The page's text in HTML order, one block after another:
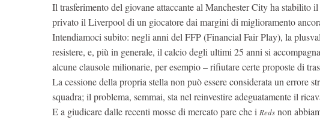
Il trasferimento del giovane attaccante al Manchester City ha stabilito
privato il Liverpool di un giocatore dai margini di miglioramento
Intendiamoci subito: negli anni del FFP (Financial Fair Play), la
resistere, e, più in generale, il calcio degli ultimi 25 anni si
alcune clausole milionarie, per esempio – rifiutare certe proposte di
La cessione della propria stella non può essere considerata un errore
squadra; il problema, semmai, sta nel reinvestire adeguatamente il
E a giudicare dalle recenti mosse di mercato pare che i Reds non